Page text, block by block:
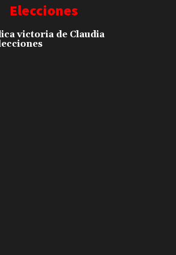
Elecciones
victoria de Claudia